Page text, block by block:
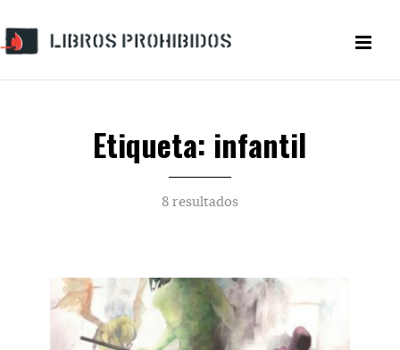
Etiqueta: infantil
8 resultados